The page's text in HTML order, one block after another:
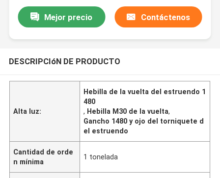
Mejor precio Contáctenos
DESCRIPCIóN DE PRODUCTO
Alta luz:
Hebilla de la vuelta del estruendo 1
480
, Hebilla M30 de la vuelta,
Gancho 1480 y ojo del torniquete d
el estruendo
Cantidad de orde
n mínima
1 tonelada